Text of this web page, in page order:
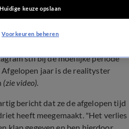
stil bij de moeilijke periode
Afgelopen jaar is de realityster
(zie video).
bericht dat ze de afgelopen tijd
heeft meegemaakt. "Het verlies
Huidige keuze opslaan
Voorkeuren beheren